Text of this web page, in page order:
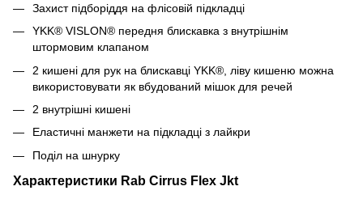
Захист підборіддя на флісовій підкладці
YKK® VISLON® передня блискавка з внутрішнім
штормовим клапаном
2 кишені для рук на блискавці YKK®, ліву кишеню можна
використовувати як вбудований мішок для речей
2 внутрішні кишені
Еластичні манжети на підкладці з лайкри
Поділ на шнурку
Характеристики Rab Cirrus Flex Jkt